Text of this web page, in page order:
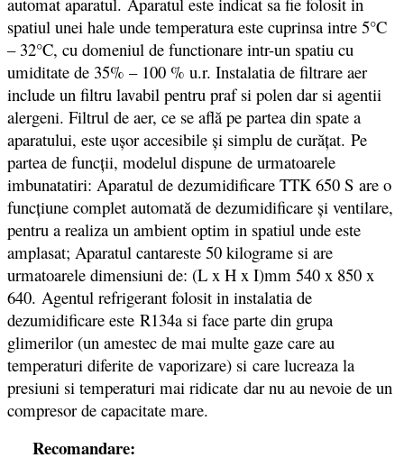
spatiul unei hale unde temperatura este cuprinsa intre 5°C
– 32°C, cu domeniul de functionare intr-un spatiu cu
umiditate de 35% – 100 % u.r. Instalatia de filtrare aer
include un filtru lavabil pentru praf si polen dar si agentii
alergeni. Filtrul de aer, ce se află pe partea din spate a
aparatului, este uşor accesibile şi simplu de curăţat. Pe
partea de funcții, modelul dispune de urmatoarele
imbunatatiri: Aparatul de dezumidificare TTK 650 S are o
funcţiune complet automată de dezumidificare şi ventilare,
pentru a realiza un ambient optim in spatiul unde este
amplasat; Aparatul cantareste 50 kilograme si are
urmatoarele dimensiuni de: (L x H x I)mm 540 x 850 x
640. Agentul refrigerant folosit in instalatia de
dezumidificare este R134a si face parte din grupa
glimerilor (un amestec de mai multe gaze care au
temperaturi diferite de vaporizare) si care lucreaza la
presiuni si temperaturi mai ridicate dar nu au nevoie de un
compresor de capacitate mare.
Recomandare: